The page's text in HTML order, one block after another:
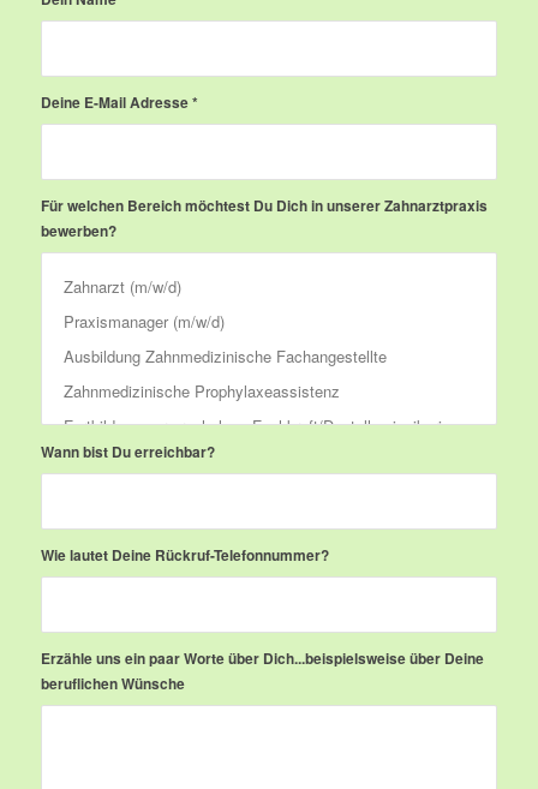
Deine E-Mail Adresse*
Für welchen Bereich möchtest Du Dich in unserer Zahnarztpraxis
bewerben?
Wann bist Du erreichbar?
Wie lautet Deine Rückruf-Telefonnummer?
Erzähle uns ein paar Worte über Dich...beispielsweise über Deine
beruflichen Wünsche